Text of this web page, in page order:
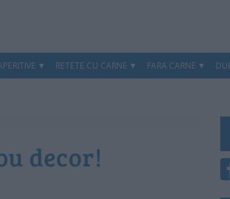
RETETE CU CARNE FARA CARNE
decor!